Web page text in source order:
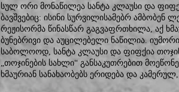
სულ ორი მონაწილეა სანტა კლაუსი და
ბავშვებიც: ისინი სურვილისამებრ ამბობენ
რეჟისორმა წინასწარ გაგვაფრთხილა, აქ
ბუნებრივი და აუცილებელი ნაწილია.
საბოლოოდ, სანტა კლაუსი და ფიფქია
„თოჯინების სახლი“ განსაკუთრებით
ხმაურიან სანახაობებს ერიდება და